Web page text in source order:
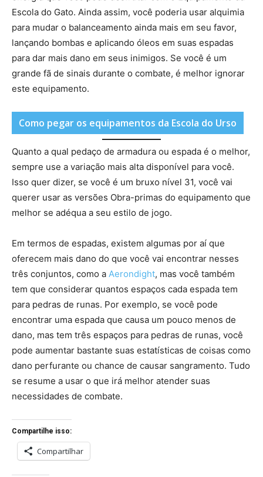
Escola do Gato. Ainda assim, você poderia usar alquimia
para mudar o balanceamento ainda mais em seu favor,
lançando bombas e aplicando óleos em suas espadas
para dar mais dano em seus inimigos. Se você é um
grande fã de sinais durante o combate, é melhor ignorar
este equipamento.
Como pegar os equipamentos da Escola do Urso
Quanto a qual pedaço de armadura ou espada é o melhor,
sempre use a variação mais alta disponível para você.
Isso quer dizer, se você é um bruxo nível 31, você vai
querer usar as versões Obra-primas do equipamento que
melhor se adéqua a seu estilo de jogo.
Em termos de espadas, existem algumas por aí que
oferecem mais dano do que você vai encontrar nesses
três conjuntos, como a Aerondight, mas você também
tem que considerar quantos espaços cada espada tem
para pedras de runas. Por exemplo, se você pode
encontrar uma espada que causa um pouco menos de
dano, mas tem três espaços para pedras de runas, você
pode aumentar bastante suas estatísticas de coisas como
dano perfurante ou chance de causar sangramento. Tudo
se resume a usar o que irá melhor atender suas
necessidades de combate.
Compartilhe isso:
Compartilhar